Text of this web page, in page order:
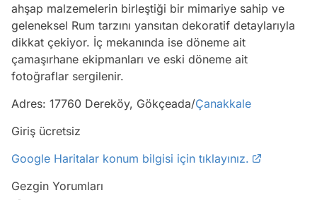
ahşap malzemelerin birleştiği bir mimariye sahip ve
geleneksel Rum tarzını yansıtan dekoratif detaylarıyla
dikkat çekiyor. İç mekanında ise döneme ait
çamaşırhane ekipmanları ve eski döneme ait
fotoğraflar sergilenir.
Adres: 17760 Dereköy, Gökçeada/Çanakkale
Giriş ücretsiz
Google Haritalar konum bilgisi için tıklayınız.
Gezgin Yorumları